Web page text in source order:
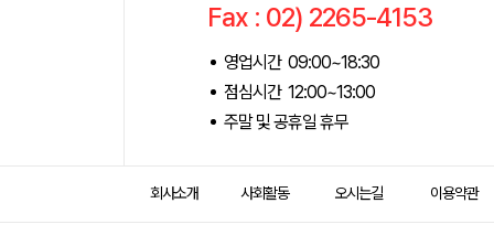
Fax : 02) 2265-4153
영업시간 09:00~18:30
점심시간 12:00~13:00
주말 및 공휴일 휴무
회사소개 사회활동 오시는길 이용약관